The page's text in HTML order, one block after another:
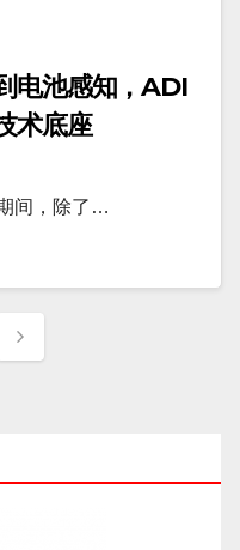
电池感知，ADI
术底座
间，除了…